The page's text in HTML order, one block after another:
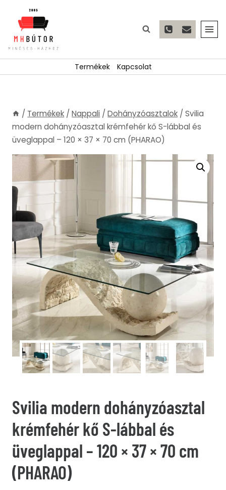
content
Termékek Kapcsolat
/ Termékek / Nappali / Dohányzóasztalok / Svilia
modern dohányzóasztal krémfehér kő S-lábbal és
üveglappal – 120 × 37 × 70 cm (PHARAO)
Svilia modern dohányzóasztal
krémfehér kő S-lábbal és
üveglappal – 120 × 37 × 70 cm
(PHARAO)